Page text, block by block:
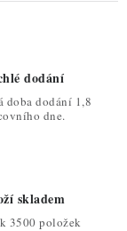
dodání
doba dodání 1,8
dne.
skladem
3500 položek